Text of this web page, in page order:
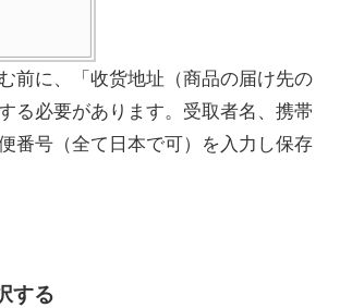
前に、「收货地址（商品の届け先の
る必要があります。受取者名、携帯
番号（全て日本で可）を入力し保存
する